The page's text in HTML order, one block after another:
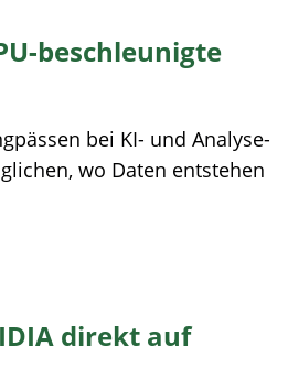
beschleunigte
bei KI- und Analyse-
wo Daten entstehen
direkt auf